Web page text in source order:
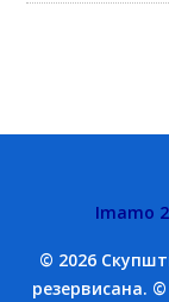
Imamo
© 2026
резервисана.